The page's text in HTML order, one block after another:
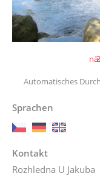
Automatisches
Sprachen
Kontakt
Rozhledna U Jakuba